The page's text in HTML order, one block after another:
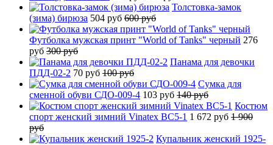
Толстовка-замок
(зима) бирюза 504 руб 600 руб
Футболка мужская принт "World of Tanks" черный 276
руб 300 руб
Панама для девочки
ПДД-02-2 70 руб 100 руб
Сумка для
сменной обуви СДО-009-4 103 руб 140 руб
Костюм
спорт женский зимний Vinatex BC5-1 1 672 руб 1 900
руб
Купальник женский 1925-